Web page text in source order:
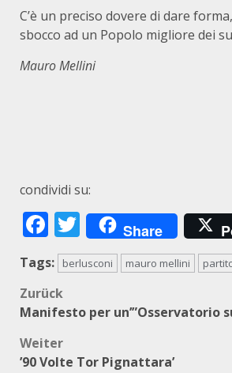
C’è un preciso dovere di dare
sbocco ad un Popolo migliore dei
Mauro Mellini
condividi su:
Facebook
Twitter
Share
Tags: berlusconi mauro mellini
Beitragsnavigation
Zurück
Manifesto per un’”Osservatorio
Weiter
’90 Volte Tor Pignattara’